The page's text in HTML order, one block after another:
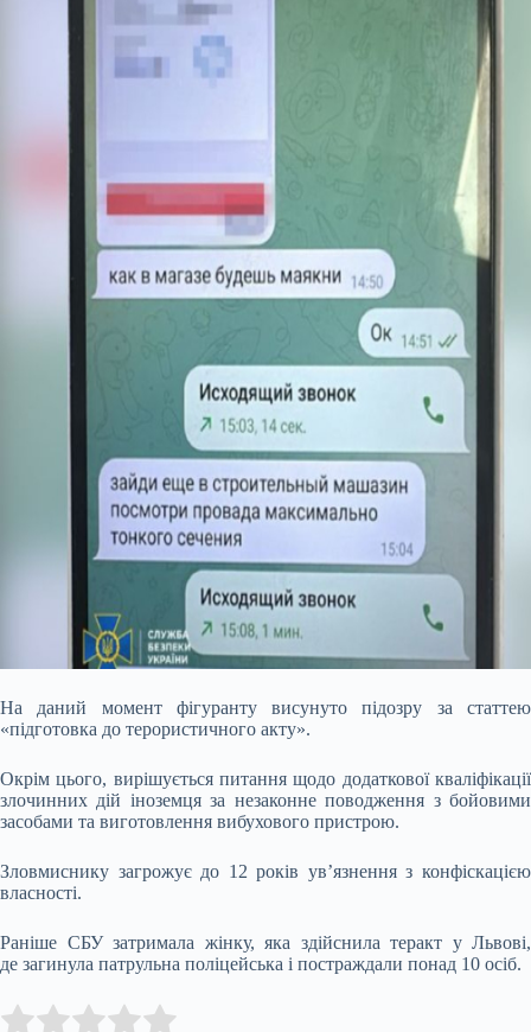
На даний момент фігуранту висунуто підозру за статтею
«підготовка до терористичного акту».
Окрім цього, вирішується питання щодо додаткової кваліфікації
злочинних дій іноземця за незаконне поводження з бойовими
засобами та виготовлення вибухового пристрою.
Зловмиснику загрожує до 12 років ув’язнення з конфіскацією
власності.
Раніше СБУ затримала жінку, яка здійснила теракт у Львові,
де загинула патрульна поліцейська і постраждали понад 10 осіб.
Rate this item: